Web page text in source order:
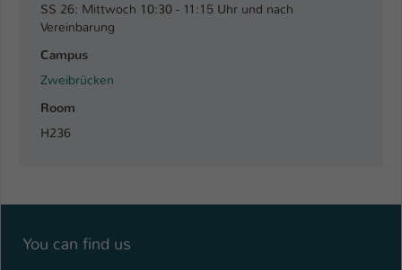
SS 26: Mittwoch 10:30 - 11:15 Uhr und nach
Vereinbarung
Campus
Zweibrücken
Room
H236
You can find us